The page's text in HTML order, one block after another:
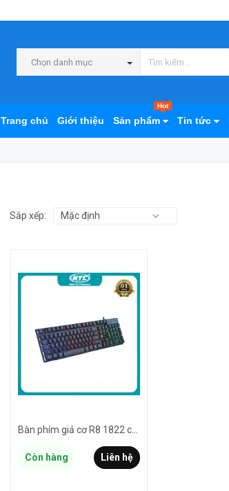
Chọn danh mục
Trang chủ Giới thiệu Sản phẩm
Hot
Tin tức
Sắp xếp:
Bàn phím giả cơ R8 1822 chuyên Game tích hợp đèn led (Đen)
Còn hàng Liên hệ